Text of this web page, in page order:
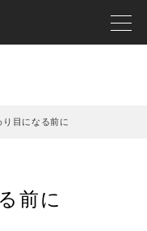
り目になる前に
前に